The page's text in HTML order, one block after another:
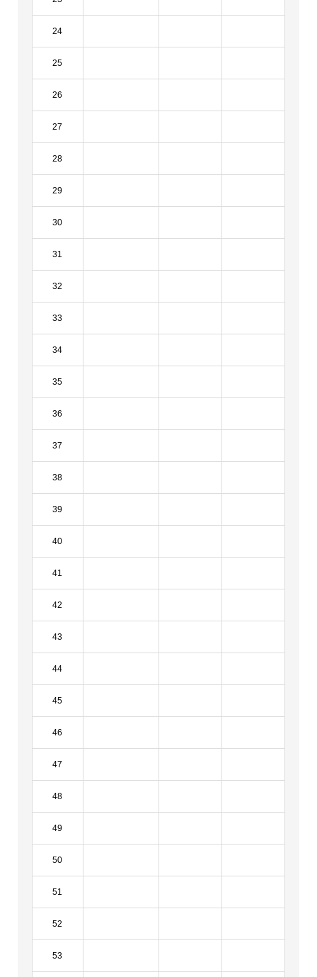
24
25
26
27
28
29
30
31
32
33
34
35
36
37
38
39
40
41
42
43
44
45
46
47
48
49
50
51
52
53